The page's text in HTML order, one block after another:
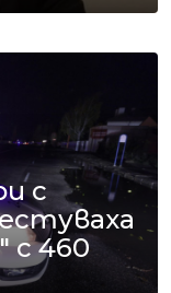
с
с 460